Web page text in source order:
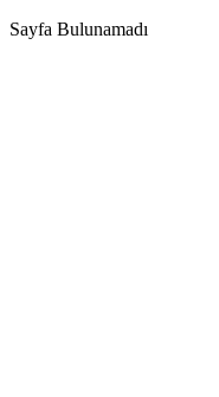
Sayfa Bulunamadı